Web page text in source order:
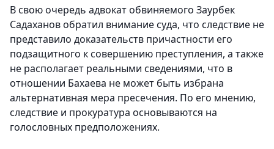
В свою очередь адвокат обвиняемого Заурбек
Садаханов обратил внимание суда, что следствие не
представило доказательств причастности его
подзащитного к совершению преступления, а также
не располагает реальными сведениями, что в
отношении Бахаева не может быть избрана
альтернативная мера пресечения. По его мнению,
следствие и прокуратура основываются на
голословных предположениях.